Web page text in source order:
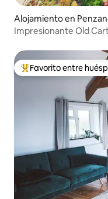
Alojamiento en
Impresionante Old
Favorito entre
Favorito entre